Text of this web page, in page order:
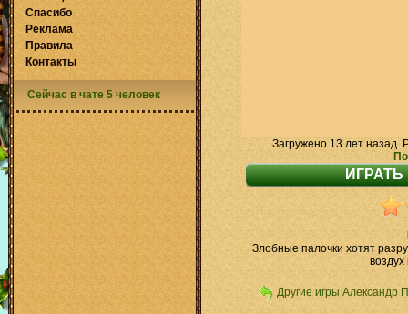
Загружено 13 лет назад.
Злобные палочки хотят
Другие игры Александр
Спасибо
Реклама
Правила
Контакты
Сейчас в чате 5 человек